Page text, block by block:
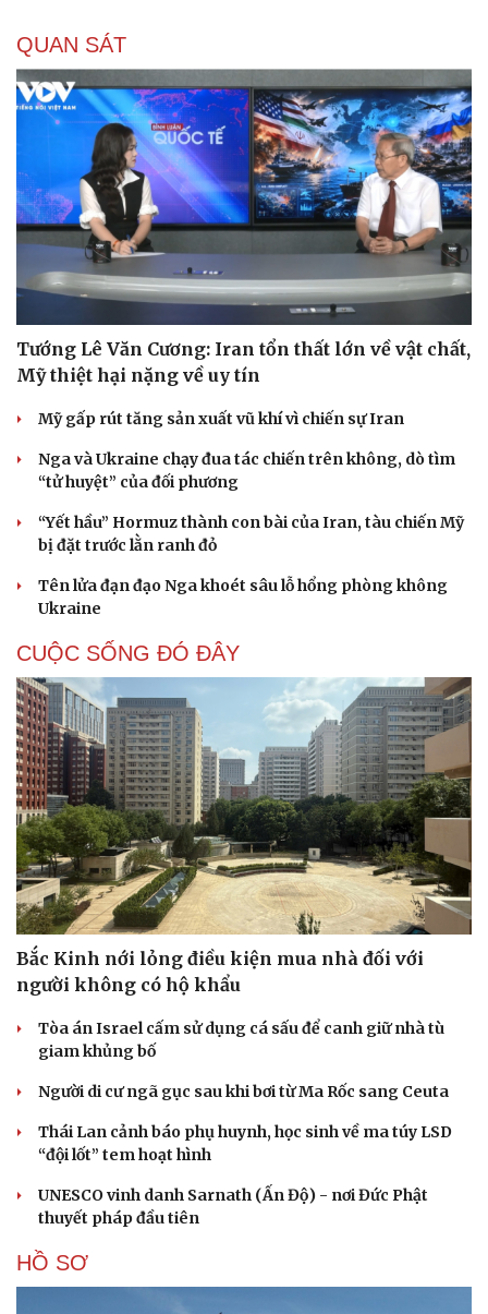
Cải chính
QUAN SÁT
Tướng Lê Văn Cương: Iran tổn thất lớn về vật chất,
Mỹ thiệt hại nặng về uy tín
Mỹ gấp rút tăng sản xuất vũ khí vì chiến sự Iran
Nga và Ukraine chạy đua tác chiến trên không, dò tìm
“tử huyệt” của đối phương
“Yết hầu” Hormuz thành con bài của Iran, tàu chiến Mỹ
bị đặt trước lằn ranh đỏ
Tên lửa đạn đạo Nga khoét sâu lỗ hổng phòng không
Ukraine
CUỘC SỐNG ĐÓ ĐÂY
Bắc Kinh nới lỏng điều kiện mua nhà đối với
người không có hộ khẩu
Tòa án Israel cấm sử dụng cá sấu để canh giữ nhà tù
giam khủng bố
Người di cư ngã gục sau khi bơi từ Ma Rốc sang Ceuta
Thái Lan cảnh báo phụ huynh, học sinh về ma túy LSD
“đội lốt” tem hoạt hình
UNESCO vinh danh Sarnath (Ấn Độ) - nơi Đức Phật
thuyết pháp đầu tiên
HỒ SƠ